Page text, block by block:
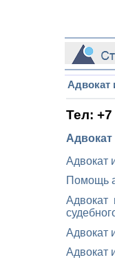
Адвокат
Тел: +7
Адвокат
Помощь
Адвокат
Адвокат
Адвокат